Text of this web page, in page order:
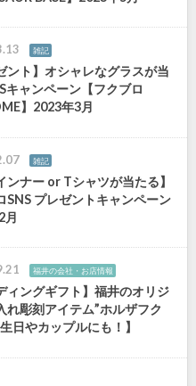
雑記
ント】オシャレなグラスが当
キャンペーン【フクブロ
】2023年3月
雑記
ンナー or Tシャツが当たる】
SNS プレゼントキャンペーン
月
福井の会社・お店情報
ィングギフト】福井のオリジ
れ彫刻アイテム”ホルザフク
日やカップルにも！】